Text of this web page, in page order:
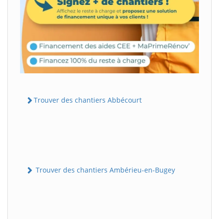
Trouver des chantiers Abbécourt
Trouver des chantiers Ambérieu-en-Bugey